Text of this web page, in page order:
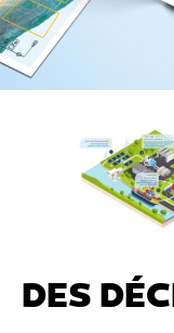
DES